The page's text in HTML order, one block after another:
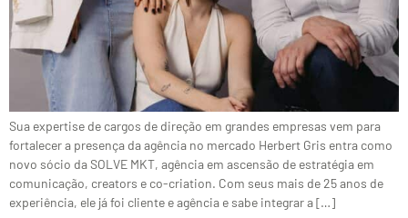
Sua expertise de cargos de direção em grandes empresas vem para
fortalecer a presença da agência no mercado Herbert Gris entra como
novo sócio da SOLVE MKT, agência em ascensão de estratégia em
comunicação, creators e co-criation. Com seus mais de 25 anos de
experiência, ele já foi cliente e agência e sabe integrar a […]